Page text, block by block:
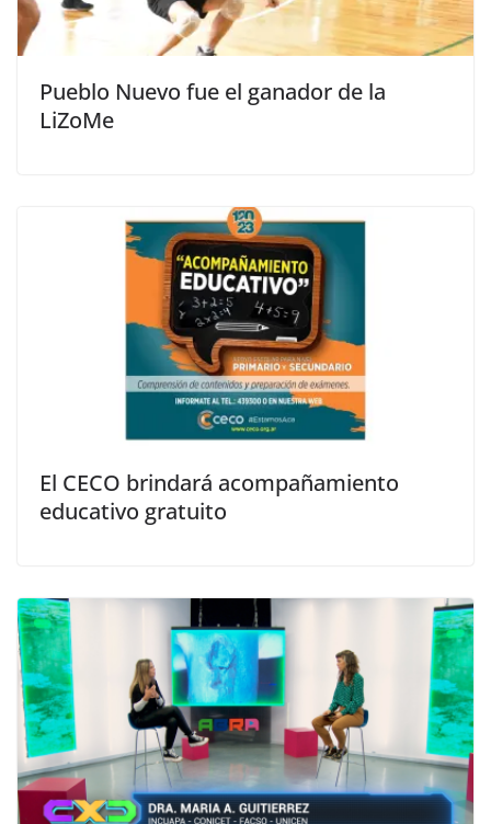
Pueblo Nuevo fue el ganador de la
LiZoMe
El CECO brindará acompañamiento
educativo gratuito